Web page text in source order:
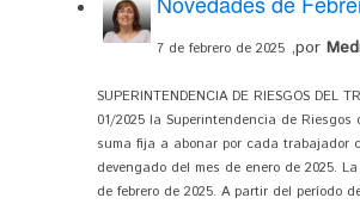
7 de febrero de 2025 ,por
SUPERINTENDENCIA DE RIESGOS DEL
01/2025 la Superintendencia de Riesgos
suma fija a abonar por cada trabajador
devengado del mes de enero de 2025.
de febrero de 2025. A partir del período